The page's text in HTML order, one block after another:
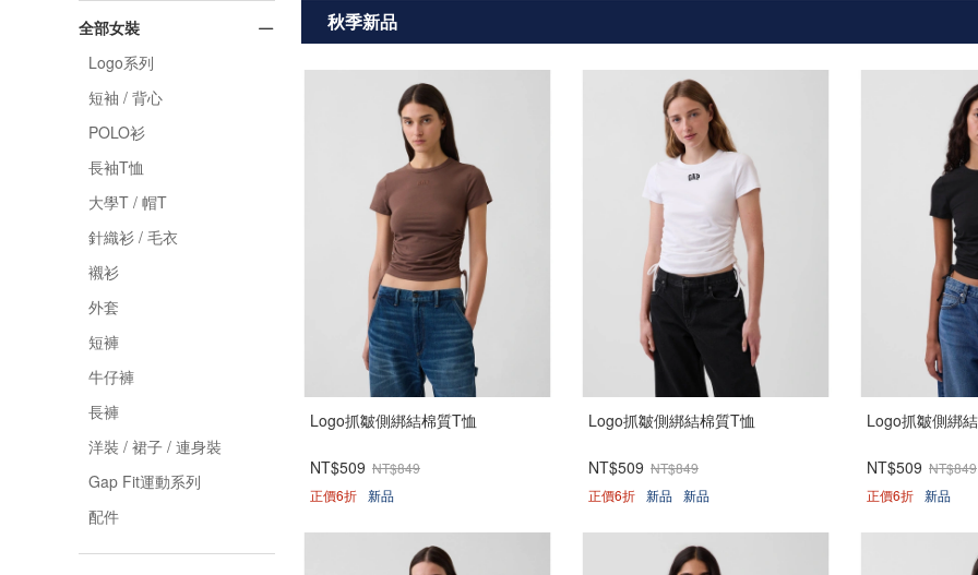
全部女裝
Logo系列
短袖 / 背心
POLO衫
長袖T恤
大學T / 帽T
針織衫 / 毛衣
襯衫
外套
短褲
牛仔褲
長褲
洋裝 / 裙子 / 連身裝
Gap Fit運動系列
配件
秋季新品
Logo抓皺側綁結棉質T恤
NT$509 NT$849
正價6折 新品
Logo抓皺側綁結棉質T恤
NT$509 NT$849
正價6折 新品 新品
Logo抓皺側綁
NT$509 NT$849
正價6折 新品